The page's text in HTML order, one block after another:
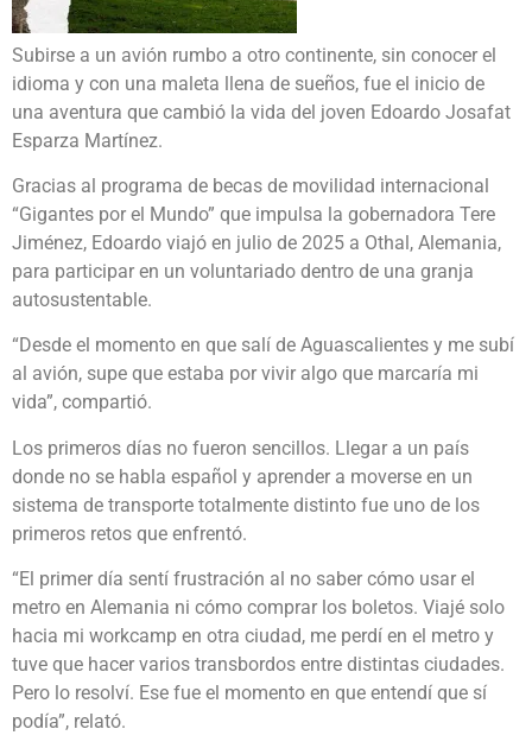
Subirse a un avión rumbo a otro continente, sin conocer el
idioma y con una maleta llena de sueños, fue el inicio de
una aventura que cambió la vida del joven Edoardo Josafat
Esparza Martínez.
Gracias al programa de becas de movilidad internacional
“Gigantes por el Mundo” que impulsa la gobernadora Tere
Jiménez, Edoardo viajó en julio de 2025 a Othal, Alemania,
para participar en un voluntariado dentro de una granja
autosustentable.
“Desde el momento en que salí de Aguascalientes y me subí
al avión, supe que estaba por vivir algo que marcaría mi
vida”, compartió.
Los primeros días no fueron sencillos. Llegar a un país
donde no se habla español y aprender a moverse en un
sistema de transporte totalmente distinto fue uno de los
primeros retos que enfrentó.
“El primer día sentí frustración al no saber cómo usar el
metro en Alemania ni cómo comprar los boletos. Viajé solo
hacia mi workcamp en otra ciudad, me perdí en el metro y
tuve que hacer varios transbordos entre distintas ciudades.
Pero lo resolví. Ese fue el momento en que entendí que sí
podía”, relató.